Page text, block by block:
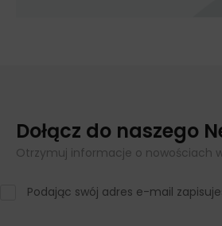
Dołącz do naszego
Otrzymuj informacje o nowościach
Podając swój adres e-mail